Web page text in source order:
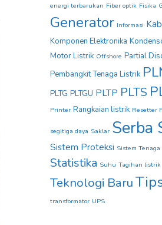
energi terbarukan Fiber optik Fisika
Generator Informasi
Komponen Elektronika
Motor Listrik Offshore Partial
Pembangkit Tenaga Listrik
PLTG PLTGU PLTP PLTS
Printer Rangkaian listrik Resetter
segitiga daya Saklar Serba
Sistem Proteksi Sistem
Statistika Suhu Tagihan listrik
Teknologi Baru
transformator UPS